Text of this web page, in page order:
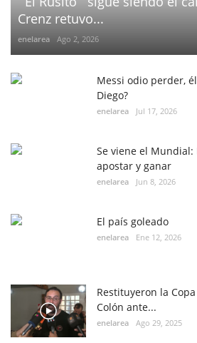
Crenz retuvo...
enelarea Ago 2, 2026
Messi odio perder,
Diego?
enelarea Jul 17, 2026
Se viene el Mundial:
apostar y ganar
enelarea Jun 8, 2026
El país goleado
enelarea Ene 12, 2026
Restituyeron la
Colón ante...
enelarea Ago 29, 2025